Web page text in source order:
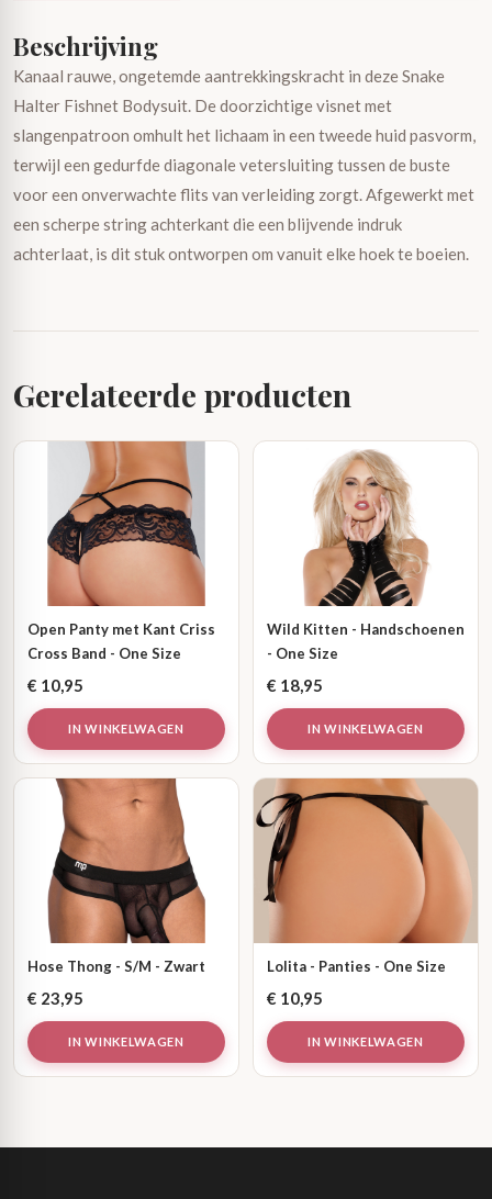
Beschrijving
Kanaal rauwe, ongetemde aantrekkingskracht in deze Snake
Halter Fishnet Bodysuit. De doorzichtige visnet met
slangenpatroon omhult het lichaam in een tweede huid pasvorm,
terwijl een gedurfde diagonale vetersluiting tussen de buste
voor een onverwachte flits van verleiding zorgt. Afgewerkt met
een scherpe string achterkant die een blijvende indruk
achterlaat, is dit stuk ontworpen om vanuit elke hoek te boeien.
Gerelateerde producten
Open Panty met Kant Criss
Cross Band - One Size
€ 10,95
IN WINKELWAGEN
Wild Kitten - Handschoenen
- One Size
€ 18,95
IN WINKELWAGEN
Hose Thong - S/M - Zwart
€ 23,95
IN WINKELWAGEN
Lolita - Panties - One Size
€ 10,95
IN WINKELWAGEN